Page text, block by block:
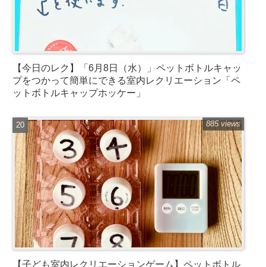
【今日のレク】「6月8日（水）」ペットボトルキャッ
プをつかって簡単にできる室内レクリエーション「ペ
ットボトルキャップホッケー」
【子ども室内レクリエーションゲーム】ペットボトル
885 views